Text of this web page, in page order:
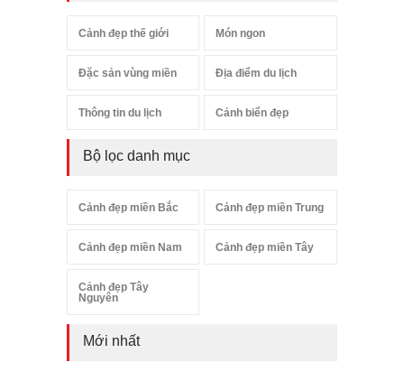
Cảnh đẹp thế giới Món ngon
Đặc sản vùng miền Địa điểm du lịch
Thông tin du lịch Cảnh biển đẹp
Bộ lọc danh mục
Cảnh đẹp miền Bắc Cảnh đẹp miền Trung
Cảnh đẹp miền Nam Cảnh đẹp miền Tây
Cảnh đẹp Tây
Nguyên
Mới nhất